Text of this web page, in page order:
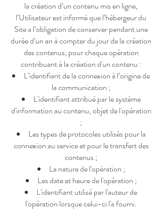
la création d’un contenu mis en ligne,
l’Utilisateur est informé que l’hébergeur du
Site a l’obligation de conserver pendant une
durée d’un an à compter du jour de la création
des contenus, pour chaque opération
contribuant à la création d'un contenu :
L’identifiant de la connexion à l’origine de
la communication ;
L'identifiant attribué par le système
d'information au contenu, objet de l'opération
;
Les types de protocoles utilisés pour la
connexion au service et pour le transfert des
contenus ;
La nature de l'opération ;
Les date et heure de l'opération ;
L'identifiant utilisé par l'auteur de
l'opération lorsque celui-ci l'a fourni.